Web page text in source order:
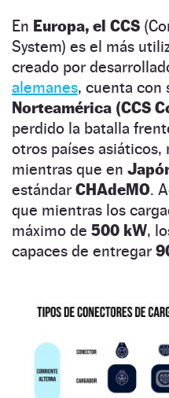
En Europa, el CCS
System) es el más
creado por
alemanes, cuenta con
Norteamérica (CCS
perdido la batalla
otros países asiáticos,
mientras que en
estándar CHAdeMO.
que mientras los
máximo de 500 kW,
capaces de entregar